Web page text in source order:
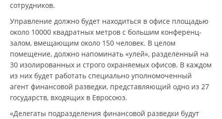
сотрудников.
Управление должно будет находиться в офисе площадью
около 10000 квадратных метров с большим конференц-
залом, вмещающим около 150 человек. В целом
помещение, должно напоминать «улей», разделенный на
30 изолированных и строго охраняемых офисов. В каждом
из них будет работать специально уполномоченный
агент финансовой разведки, представляющий одно из 27
государств, входящих в Евросоюз.
«Делегаты подразделения финансовой разведки будут